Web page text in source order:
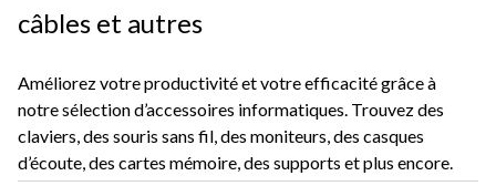
câbles et autres
Améliorez votre productivité et votre efficacité grâce à
notre sélection d’accessoires informatiques. Trouvez des
claviers, des souris sans fil, des moniteurs, des casques
d’écoute, des cartes mémoire, des supports et plus encore.